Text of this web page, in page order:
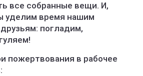
все собранные вещи. И,
уделим время нашим
погладим,
пожертвования в рабочее